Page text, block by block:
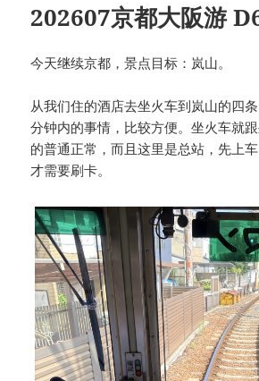
202607京都大阪游
今天继续京都，景点目标：岚山。
从我们住的酒店去坐火车到岚山的四
分钟内的事情，比较方便。坐火车就
的普通正常，而且这里是总站，先上
才需要刷卡。